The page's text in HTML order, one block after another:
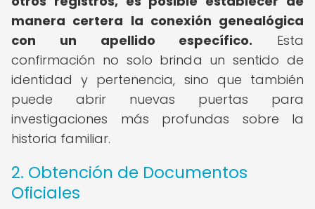
manera certera la conexión genealógica
con un apellido específico. Esta
confirmación no solo brinda un sentido de
identidad y pertenencia, sino que también
puede abrir nuevas puertas para
investigaciones más profundas sobre la
historia familiar.
2. Obtención de Documentos
Oficiales